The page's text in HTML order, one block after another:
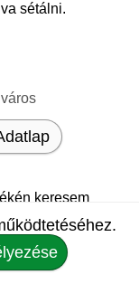
sétálni.
keresem
és